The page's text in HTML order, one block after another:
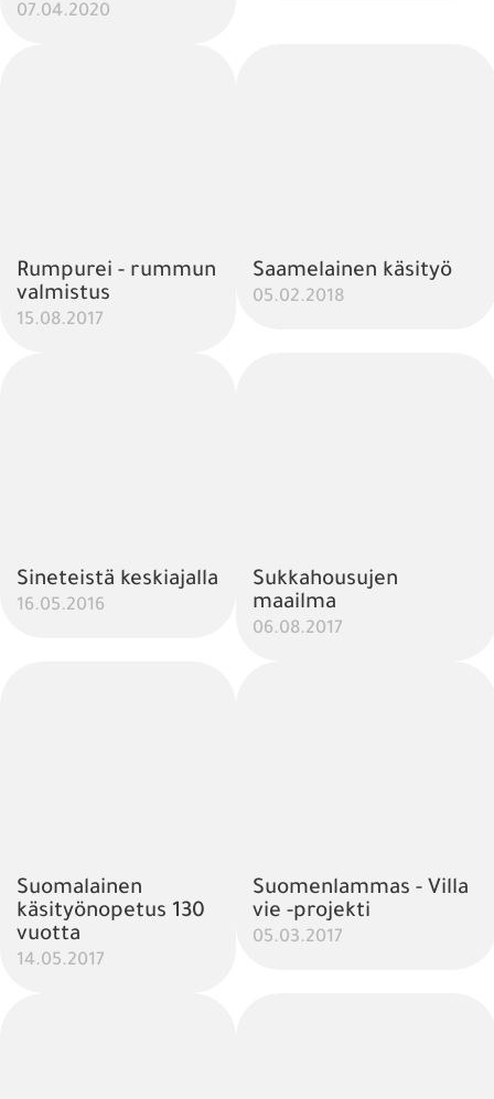
07.04.2020
Rumpurei - rummun
valmistus
15.08.2017
Saamelainen käsityö
05.02.2018
Sineteistä keskiajalla
16.05.2016
Sukkahousujen
maailma
06.08.2017
Suomalainen
käsityönopetus 130
vuotta
14.05.2017
Suomenlammas - Villa
vie -projekti
05.03.2017